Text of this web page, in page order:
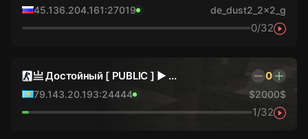
45.136.204.161:27019 de_dust2_2x2_g
0/32
亗 Достойный [ PUBLIC ] ► ... 0
79.143.20.193:24444 $2000$
1/32